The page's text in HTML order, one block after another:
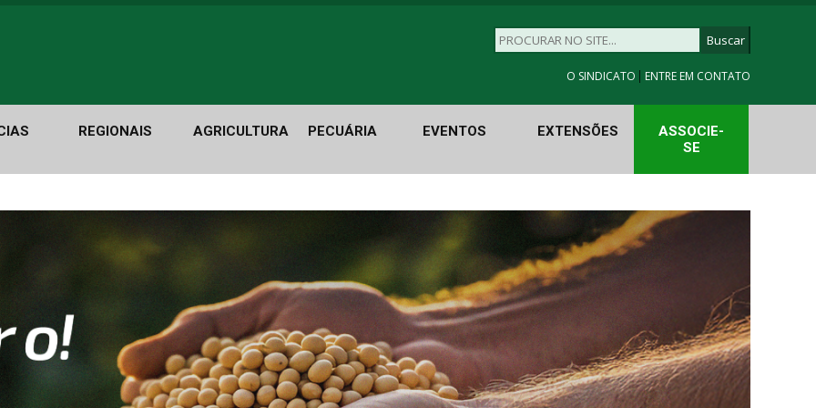
O SINDICATO | ENTRE EM CONTATO
REGIONAIS AGRICULTURA PECUÁRIA EVENTOS EXTENSÕES
ASSOCIE-
SE